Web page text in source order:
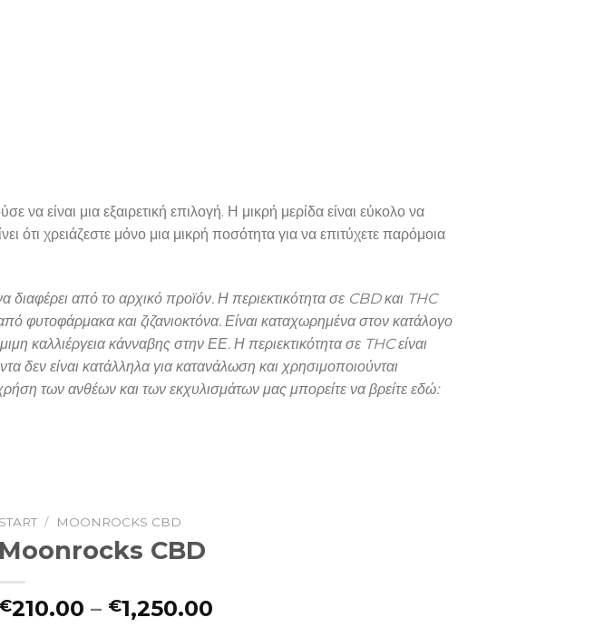
είναι μια εξαιρετική επιλογή. Η μικρή μερίδα είναι εύκολο να
ότι χρειάζεστε μόνο μια μικρή ποσότητα για να επιτύχετε παρόμοια
διαφέρει από το αρχικό προϊόν. Η περιεκτικότητα σε CBD και THC
φυτοφάρμακα και ζιζανιοκτόνα. Είναι καταχωρημένα στον κατάλογο
καλλιέργεια κάνναβης στην ΕΕ. Η περιεκτικότητα σε THC είναι
δεν είναι κατάλληλα για κατανάλωση και χρησιμοποιούνται
των ανθέων και των εκχυλισμάτων μας μπορείτε να βρείτε εδώ:
START / MOONROCKS CBD
Moonrocks CBD
€210.00 – €1,250.00